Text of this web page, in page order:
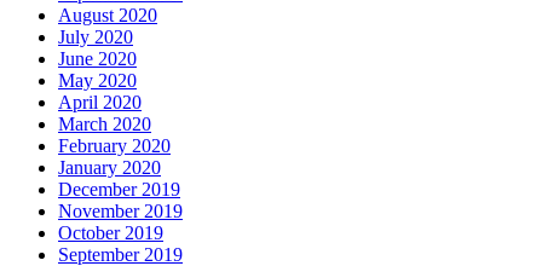
August 2020
July 2020
June 2020
May 2020
April 2020
March 2020
February 2020
January 2020
December 2019
November 2019
October 2019
September 2019